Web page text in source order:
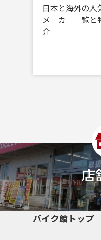
日本と海外の人
メーカー一覧と
介
店
バイク館トップ